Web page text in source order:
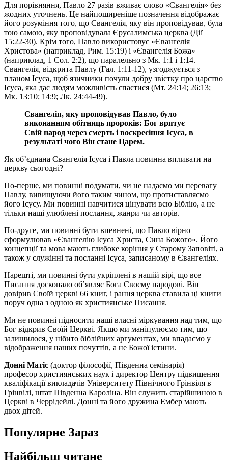
Для порівняння, Павло 27 разів вживає слово «Євангелія» без
жодних уточнень. Це найпоширеніше позначення відображає
його розуміння того, що Євангелія, яку він проповідував, була
тою самою, яку проповідувала Єрусалимська церква (Дії
15:22-30). Крім того, Павло використовує «Євангелія
Христова» (наприклад, Рим. 15:19) і «Євангелія Божа»
(наприклад, 1 Сол. 2:2), що паралельно з Мк. 1:1 і 1:14.
Євангелія, відкрита Павлу (Гал. 1:11-12), узгоджується з
планом Ісуса, щоб язичники почули добру звістку про царство
Ісуса, яка дає людям можливість спастися (Мт. 24:14; 26:13;
Мк. 13:10; 14:9; Лк. 24:44-49).
Євангелія, яку проповідував Павло, було
виконанням обітниць пророків: Бог врятує
Свій народ через смерть і воскресіння Ісуса, в
результаті чого Він стане Царем.
Як об’єднана Євангелія Ісуса і Павла повинна впливати на
церкву сьогодні?
По-перше, ми повинні подумати, чи не надаємо ми перевагу
Павлу, вивищуючи його таким чином, що протиставляємо
його Ісусу. Ми повинні навчитися цінувати всю Біблію, а не
тільки наші улюблені послання, жанри чи авторів.
По-друге, ми повинні бути впевнені, що Павло вірно
сформулював «Євангелію Ісуса Христа, Сина Божого». Його
концепції та мова мають глибоке коріння у Старому Заповіті, а
також у служінні та посланні Ісуса, записаному в Євангеліях.
Нарешті, ми повинні бути укріплені в нашій вірі, що все
Писання досконало об’являє Бога Своєму народові. Він
довірив Своїй церкві 66 книг, і рання церква ставила ці книги
поруч одна з одною як християнське Писання.
Ми не повинні підносити наші власні міркування над тим, що
Бог відкрив Своїй Церкві. Якщо ми маніпулюємо тим, що
залишилося, у нібито біблійних аргументах, ми впадаємо у
відображення наших почуттів, а не Божої істини.
Донні Матіс (доктор філософії, Південна семінарія) –
професор християнських наук і директор Центру підвищення
кваліфікації викладачів Університету Північного Грінвіля в
Грінвілі, штат Південна Кароліна. Він служить старійшиною в
Церкві в Черрідейлі. Донні та його дружина Ембер мають
двох дітей.
Популярне Зараз
Найбільш читане